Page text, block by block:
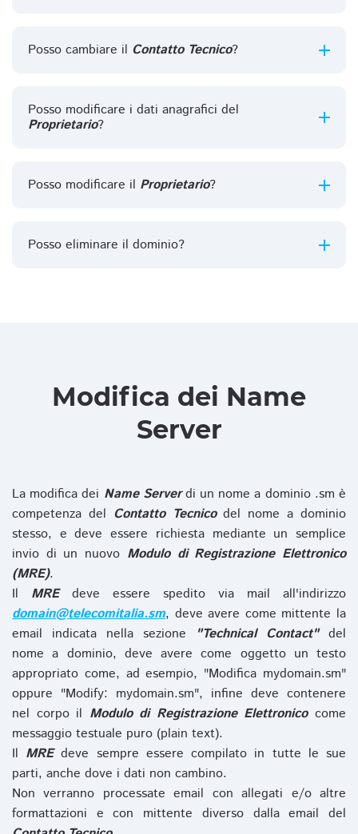
Posso cambiare il Contatto Tecnico?
Posso modificare i dati anagrafici del
Proprietario?
Posso modificare il Proprietario?
Posso eliminare il dominio?
Modifica dei Name
Server
La modifica dei Name Serverdi un nome a dominio .sm è
competenza del Contatto Tecnicodel nome a dominio
stesso, e deve essere richiesta mediante un semplice
invio di un nuovo Modulo di Registrazione Elettronico
(MRE).
Il MREdeve essere spedito via mail all'indirizzo
domain@telecomitalia.sm, deve avere come mittente la
email indicata nella sezione
"Technical Contact"del
nome a dominio, deve avere come oggetto un testo
appropriato come, ad esempio, "Modifica mydomain.sm"
oppure "Modify: mydomain.sm", infine deve contenere
nel corpo il Modulo di Registrazione Elettronicocome
messaggio testuale puro (plain text).
Il MREdeve sempre essere compilato in tutte le sue
parti, anche dove i dati non cambino.
Non verranno processate email con allegati e/o altre
formattazioni e con mittente diverso dalla email del